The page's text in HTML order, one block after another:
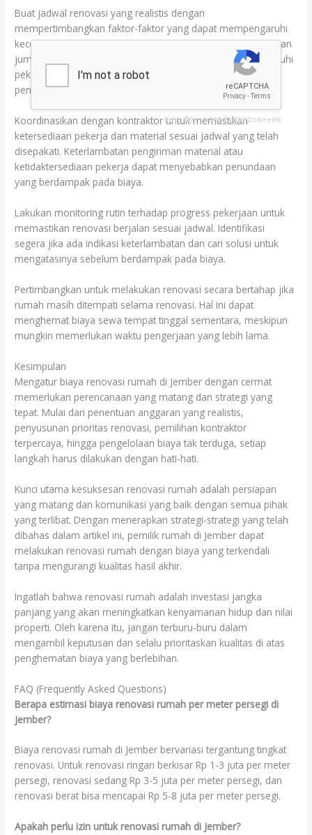
Buat jadwal renovasi yang realistis dengan
mempertimbangkan faktor-faktor yang dapat mempengaruhi
kecepatan pekerjaan seperti cuaca, ketersediaan material, dan
jumlah pekerja. Di Jember, musim hujan dapat mempengaruhi
pekerjaan eksterior sehingga perlu dipertimbangkan dalam
penjadwalan.
Koordinasikan dengan kontraktor untuk memastikan
ketersediaan pekerja dan material sesuai jadwal yang telah
disepakati. Keterlambatan pengiriman material atau
ketidaktersediaan pekerja dapat menyebabkan penundaan
yang berdampak pada biaya.
Lakukan monitoring rutin terhadap progress pekerjaan untuk
memastikan renovasi berjalan sesuai jadwal. Identifikasi
segera jika ada indikasi keterlambatan dan cari solusi untuk
mengatasinya sebelum berdampak pada biaya.
Pertimbangkan untuk melakukan renovasi secara bertahap jika
rumah masih ditempati selama renovasi. Hal ini dapat
menghemat biaya sewa tempat tinggal sementara, meskipun
mungkin memerlukan waktu pengerjaan yang lebih lama.
Kesimpulan
Mengatur biaya renovasi rumah di Jember dengan cermat
memerlukan perencanaan yang matang dan strategi yang
tepat. Mulai dari penentuan anggaran yang realistis,
penyusunan prioritas renovasi, pemilihan kontraktor
terpercaya, hingga pengelolaan biaya tak terduga, setiap
langkah harus dilakukan dengan hati-hati.
Kunci utama kesuksesan renovasi rumah adalah persiapan
yang matang dan komunikasi yang baik dengan semua pihak
yang terlibat. Dengan menerapkan strategi-strategi yang telah
dibahas dalam artikel ini, pemilik rumah di Jember dapat
melakukan renovasi rumah dengan biaya yang terkendali
tanpa mengurangi kualitas hasil akhir.
Ingatlah bahwa renovasi rumah adalah investasi jangka
panjang yang akan meningkatkan kenyamanan hidup dan nilai
properti. Oleh karena itu, jangan terburu-buru dalam
mengambil keputusan dan selalu prioritaskan kualitas di atas
penghematan biaya yang berlebihan.
FAQ (Frequently Asked Questions)
Berapa estimasi biaya renovasi rumah per meter persegi di
Jember?
Biaya renovasi rumah di Jember bervariasi tergantung tingkat
renovasi. Untuk renovasi ringan berkisar Rp 1-3 juta per meter
persegi, renovasi sedang Rp 3-5 juta per meter persegi, dan
renovasi berat bisa mencapai Rp 5-8 juta per meter persegi.
Apakah perlu izin untuk renovasi rumah di Jember?